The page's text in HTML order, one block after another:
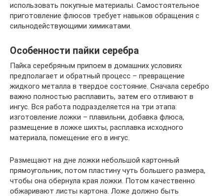
использовать покупные материалы. Самостоятельное
приготовление флюсов требует навыков обращения с
сильнодействующими химикатами.
Особенности пайки серебра
Пайка серебряным припоем в домашних условиях
предполагает и обратный процесс – превращение
жидкого металла в твердое состояние. Сначала серебро
важно полностью расплавить, затем его отливают в
ингус. Вся работа подразделяется на три этапа:
изготовление ложки – плавильни, добавка флюса,
размещение в ложке шихты, расплавка исходного
материала, помещение его в ингус.
Размещают на дне ложки небольшой картонный
прямоугольник, потом пластину чуть большего размера,
чтобы она обернула края ложки. Потом качественно
обжаривают листы картона. Ложе должно быть